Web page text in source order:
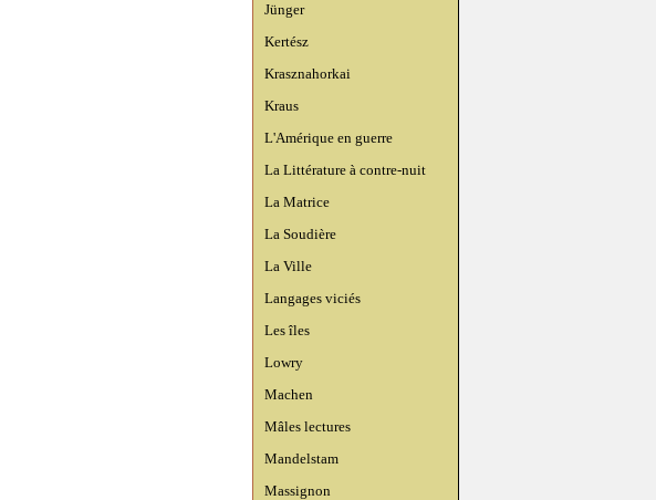
Jünger
Kertész
Krasznahorkai
Kraus
L'Amérique en guerre
La Littérature à contre-nuit
La Matrice
La Soudière
La Ville
Langages viciés
Les îles
Lowry
Machen
Mâles lectures
Mandelstam
Massignon